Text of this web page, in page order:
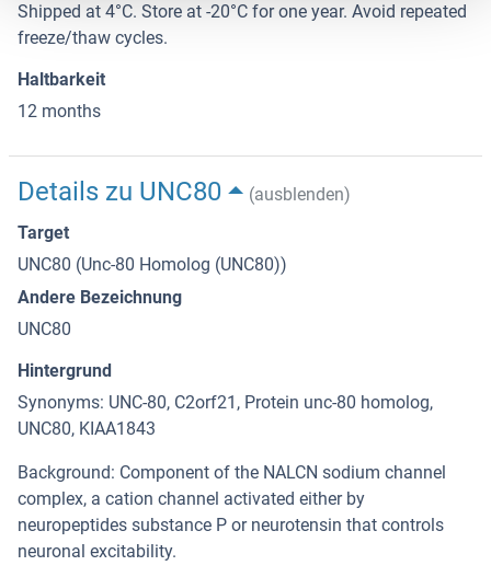
Shipped at 4°C. Store at -20°C for one year. Avoid repeated
freeze/thaw cycles.
Haltbarkeit
12 months
Details zu UNC80
(ausblenden)
Target
UNC80 (Unc-80 Homolog (UNC80))
Andere Bezeichnung
UNC80
Hintergrund
Synonyms: UNC-80, C2orf21, Protein unc-80 homolog,
UNC80, KIAA1843
Background: Component of the NALCN sodium channel
complex, a cation channel activated either by
neuropeptides substance P or neurotensin that controls
neuronal excitability.